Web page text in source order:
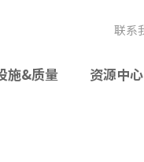
联系
施&质量 资源中心